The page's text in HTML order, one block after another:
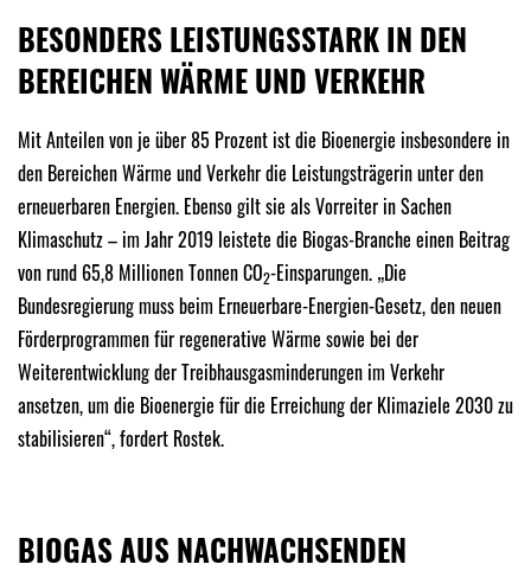
BESONDERS LEISTUNGSSTARK IN DEN
BEREICHEN WÄRME UND VERKEHR
Mit Anteilen von je über 85 Prozent ist die Bioenergie insbesondere in
den Bereichen Wärme und Verkehr die Leistungsträgerin unter den
erneuerbaren Energien. Ebenso gilt sie als Vorreiter in Sachen
Klimaschutz – im Jahr 2019 leistete die Biogas-Branche einen Beitrag
von rund 65,8 Millionen Tonnen CO2-Einsparungen. „Die
Bundesregierung muss beim Erneuerbare-Energien-Gesetz, den neuen
Förderprogrammen für regenerative Wärme sowie bei der
Weiterentwicklung der Treibhausgasminderungen im Verkehr
ansetzen, um die Bioenergie für die Erreichung der Klimaziele 2030 zu
stabilisieren“, fordert Rostek.
BIOGAS AUS NACHWACHSENDEN